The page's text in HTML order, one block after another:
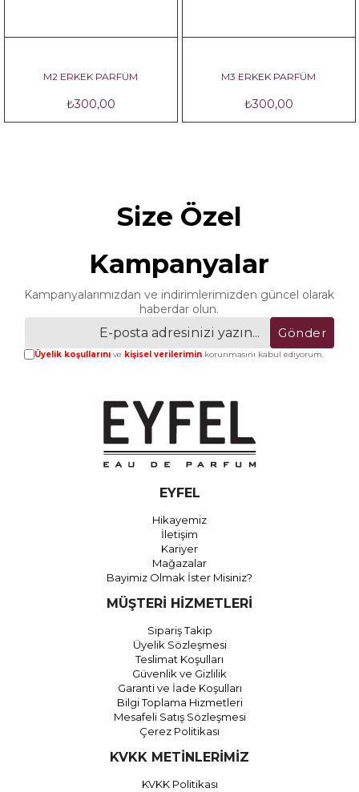
M2 ERKEK PARFÜM
₺300,00
M3 ERKEK PARFÜM
₺300,00
Size Özel
Kampanyalar
Kampanyalarımızdan ve indirimlerimizden güncel olarak
haberdar olun.
Gönder
Üyelik koşullarınıve kişisel verileriminkorunmasını kabul ediyorum.
EYFEL
Hikayemiz
İletişim
Kariyer
Mağazalar
Bayimiz Olmak İster Misiniz?
MÜŞTERİ HİZMETLERİ
Sipariş Takip
Üyelik Sözleşmesi
Teslimat Koşulları
Güvenlik ve Gizlilik
Garanti ve İade Koşulları
Bilgi Toplama Hizmetleri
Mesafeli Satış Sözleşmesi
Çerez Politikası
KVKK METİNLERİMİZ
KVKK Politikası